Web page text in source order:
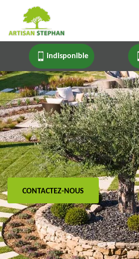
indisponible
CONTACTEZ-NOUS